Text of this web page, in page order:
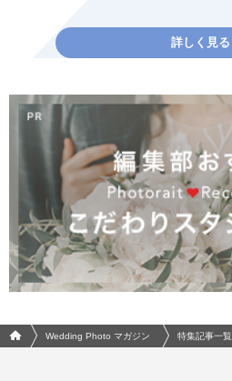
詳しく見る
フォトウエディング/結婚写真のPhotorait ホーム
Wedding Photo マガジン 特集記事一覧